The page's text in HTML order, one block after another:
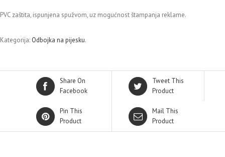
PVC zaštita, ispunjena spužvom, uz mogućnost štampanja reklame.
Kategorija: Odbojka na pijesku.
Share On
Facebook
Tweet This
Product
Pin This
Product
Mail This
Product